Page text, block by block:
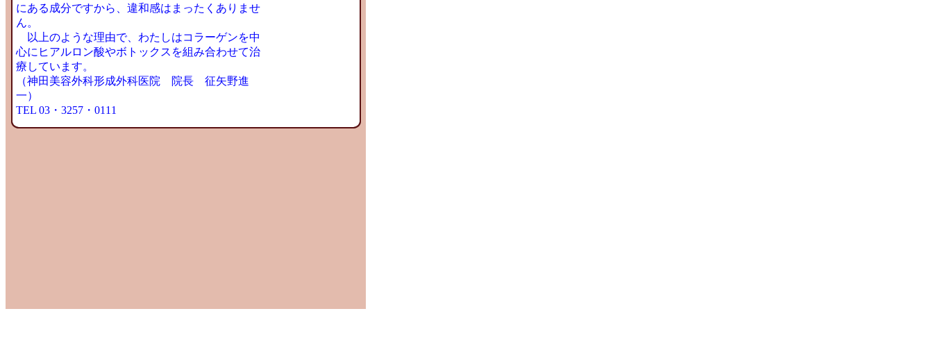
にある成分ですから、違和感はまったくありませ
ん。
以上のような理由で、わたしはコラーゲンを中
心にヒアルロン酸やボトックスを組み合わせて治
療しています。
（神田美容外科形成外科医院 院長 征矢野進
一）
TEL 03・3257・0111